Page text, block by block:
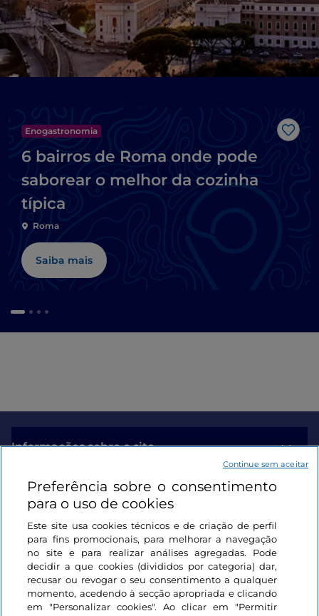
Enogastronomia
6 bairros de Roma onde pode
saborear o melhor da cozinha
típica
Roma
Saiba mais
Informações sobre o site
Ligações úteis
Iniciar sessão
Mantenha-se em contacto
Preferência sobre o consentimento
para o uso de cookies
Este site usa cookies técnicos e de criação de perfil
para fins promocionais, para melhorar a navegação
no site e para realizar análises agregadas. Pode
decidir a que cookies (divididos por categoria) dar,
recusar ou revogar o seu consentimento a qualquer
momento, acedendo à secção apropriada e clicando
em "Personalizar cookies". Ao clicar em "Permitir
Continue sem aceitar